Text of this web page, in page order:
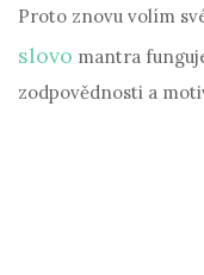
Proto znovu volím
slovo mantra
zodpovědnosti a